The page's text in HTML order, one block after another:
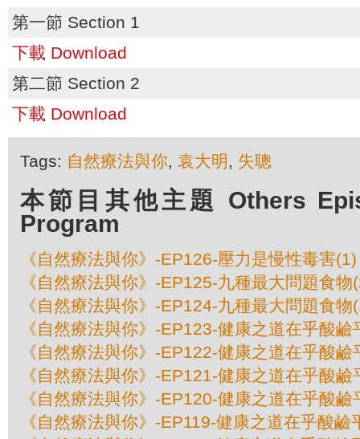
第一節 Section 1
下載 Download
第二節 Section 2
下載 Download
Tags: 自然療法與你, 袁大明 , 失聰
本節目其他主題 Others
Program
《自然療法與你》-EP126-壓力是慢性毒害(1)
《自然療法與你》-EP125-九種最大問題食物
《自然療法與你》-EP124-九種最大問題食物
《自然療法與你》-EP123-健康之道在乎酸鹼
《自然療法與你》-EP122-健康之道在乎酸鹼
《自然療法與你》-EP121-健康之道在乎酸鹼
《自然療法與你》-EP120-健康之道在乎酸鹼
《自然療法與你》-EP119-健康之道在乎酸鹼